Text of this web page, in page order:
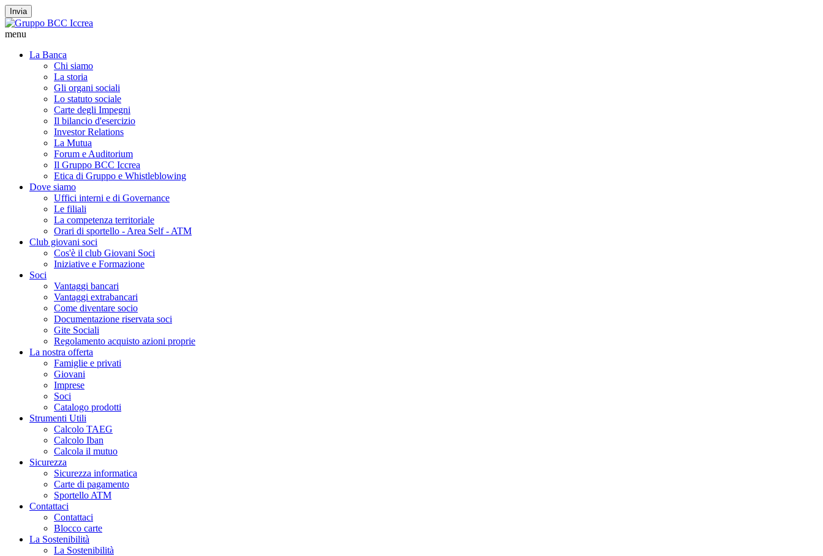
Invia
menu
La Banca
Chi siamo
La storia
Gli organi sociali
Lo statuto sociale
Carte degli Impegni
Il bilancio d'esercizio
Investor Relations
La Mutua
Forum e Auditorium
Il Gruppo BCC Iccrea
Etica di Gruppo e Whistleblowing
Dove siamo
Uffici interni e di Governance
Le filiali
La competenza territoriale
Orari di sportello - Area Self - ATM
Club giovani soci
Cos'è il club Giovani Soci
Iniziative e Formazione
Soci
Vantaggi bancari
Vantaggi extrabancari
Come diventare socio
Documentazione riservata soci
Gite Sociali
Regolamento acquisto azioni proprie
La nostra offerta
Famiglie e privati
Giovani
Imprese
Soci
Catalogo prodotti
Strumenti Utili
Calcolo TAEG
Calcolo Iban
Calcola il mutuo
Sicurezza
Sicurezza informatica
Carte di pagamento
Sportello ATM
Contattaci
Contattaci
Blocco carte
La Sostenibilità
La Sostenibilità